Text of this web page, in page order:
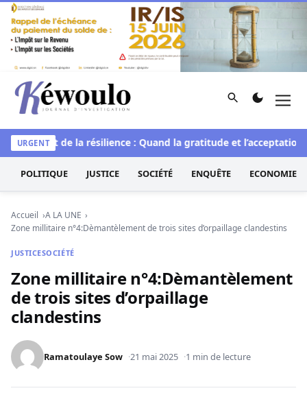
Aller au contenu
Kéwoulo, le premier site d'information et d'investigation
Rechercher
URGENT
L’art de la résilience : Quand la gratitude et l’acceptation
POLITIQUE JUSTICE SOCIÉTÉ ENQUÊTE ECONOMIE
Accueil
A LA UNE
Zone millitaire n°4:Dèmantèlement de trois sites d’orpaillage clandestins
JUSTICESOCIÉTÉ
Zone millitaire n°4:Dèmantèlement
de trois sites d’orpaillage
clandestins
Ramatoulaye Sow 21 mai 2025 1 min de lecture